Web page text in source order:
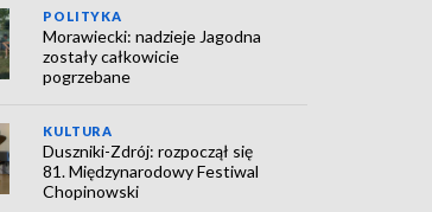
POLITYKA
Morawiecki: nadzieje Jagodna
zostały całkowicie
pogrzebane
KULTURA
Duszniki-Zdrój: rozpoczął się
81. Międzynarodowy Festiwal
Chopinowski